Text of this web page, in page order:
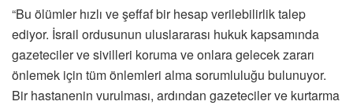
“Bu ölümler hızlı ve şeffaf bir hesap verilebilirlik talep
ediyor. İsrail ordusunun uluslararası hukuk kapsamında
gazeteciler ve sivilleri koruma ve onlara gelecek zararı
önlemek için tüm önlemleri alma sorumluluğu bulunuyor.
Bir hastanenin vurulması, ardından gazeteciler ve kurtarma